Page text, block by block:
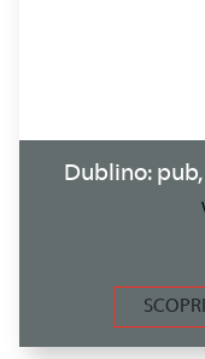
Dublino:
SCOPRI